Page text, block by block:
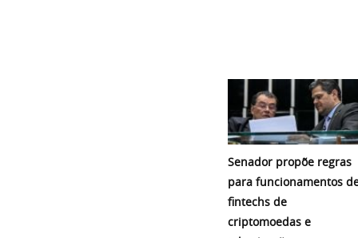
Senador propõe regras
para funcionamentos
fintechs de
criptomoedas e